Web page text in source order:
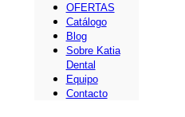
OFERTAS
Catálogo
Blog
Sobre Katia
Dental
Equipo
Contacto